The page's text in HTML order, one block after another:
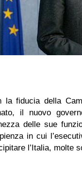
la fiducia della
il nuovo
delle sue
in cui
l’Italia, molte